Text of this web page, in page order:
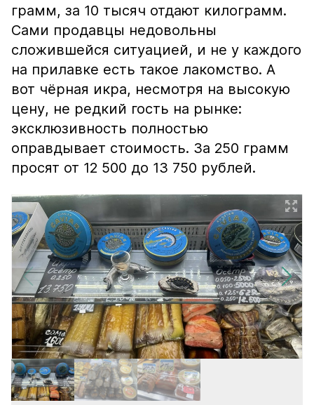
грамм, за 10 тысяч отдают килограмм.
Сами продавцы недовольны
сложившейся ситуацией, и не у каждого
на прилавке есть такое лакомство. А
вот чёрная икра, несмотря на высокую
цену, не редкий гость на рынке:
эксклюзивность полностью
оправдывает стоимость. За 250 грамм
просят от 12 500 до 13 750 рублей.